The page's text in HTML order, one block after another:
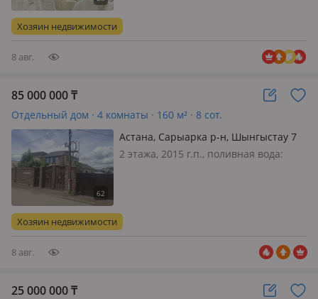
прибыльный действующий бизнес -
гостевой дом, функционирует с марта
Хозяин недвижимости
8 авг.
85 000 000₸
Отдельный дом · 4 комнаты · 160 м² · 8 сот.
Астана, Сарыарка р-н, Шынгыстау 7
— Район коктал -1, по проспекту
2 этажа, 2015 г.п., поливная вода:
просторный двухэтажный частный
дом, идеально подходящий д…
Хозяин недвижимости
8 авг.
25 000 000₸